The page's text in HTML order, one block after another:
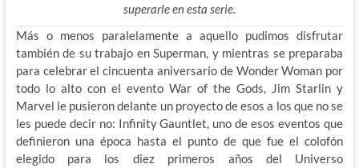
superarle en esta serie.
Más o menos paralelamente a aquello pudimos disfrutar
también de su trabajo en Superman, y mientras se preparaba
para celebrar el cincuenta aniversario de Wonder Woman por
todo lo alto con el evento War of the Gods, Jim Starlin y
Marvel le pusieron delante un proyecto de esos a los que no se
les puede decir no: Infinity Gauntlet, uno de esos eventos que
definieron una época hasta el punto de que fue el colofón
elegido para los diez primeros años del Universo